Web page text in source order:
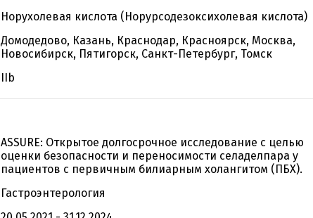
Норухолевая кислота (Норурсодезоксихолевая кислота)
Домодедово, Казань, Краснодар, Красноярск, Москва,
Новосибирск, Пятигорск, Санкт-Петербург, Томск
IIb
ASSURE: Открытое долгосрочное исследование с целью
оценки безопасности и переносимости селаделпара у
пациентов с первичным билиарным холангитом (ПБХ).
Гастроэнтерология